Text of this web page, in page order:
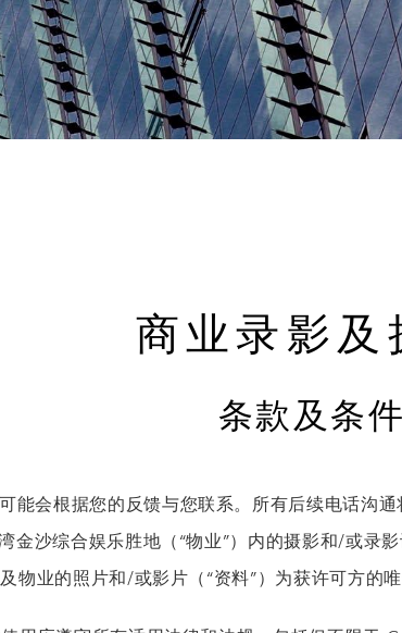
商业录影及
条款及条件
能会根据您的反馈与您联系。所有后续电话沟
金沙综合娱乐胜地（“物业”）内的摄影和/或录
物业的照片和/或影片（“资料”）为获许可方